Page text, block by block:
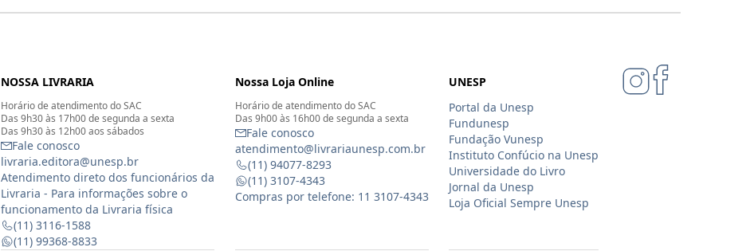
NOSSA LIVRARIA
Horário de atendimento do SAC
Das 9h30 às 17h00 de segunda a sexta
Das 9h30 às 12h00 aos sábados
Fale conosco
livraria.editora@unesp.br
Atendimento direto dos funcionários da
Livraria - Para informações sobre o
funcionamento da Livraria física
(11) 3116-1588
(11) 99368-8833
Nossa Loja Online
Horário de atendimento do SAC
Das 9h00 às 16h00 de segunda a sexta
Fale conosco
atendimento@livrariaunesp.com.br
(11) 94077-8293
(11) 3107-4343
Compras por telefone: 11 3107-4343
UNESP
Portal da Unesp
Fundunesp
Fundação Vunesp
Instituto Confúcio na Unesp
Universidade do Livro
Jornal da Unesp
Loja Oficial Sempre Unesp